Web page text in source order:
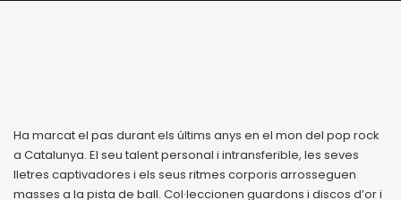
Ha marcat el pas durant els últims anys en el mon del pop rock
a Catalunya. El seu talent personal i intransferible, les seves
lletres captivadores i els seus ritmes corporis arrosseguen
masses a la pista de ball. Col·leccionen guardons i discos d’or i